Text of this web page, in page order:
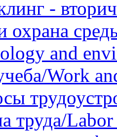
-
охрана
and
Work
труда/Labor